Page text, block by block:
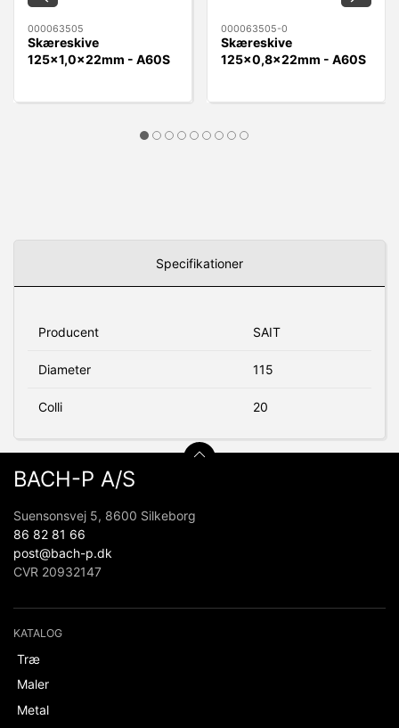
000063505
Skæreskive
125x1,0x22mm - A60S
000063505-0
Skæreskive
125x0,8x22mm - A60S
Specifikationer
Producent SAIT
Diameter 115
Colli 20
BACH-P A/S
Suensonsvej 5, 8600 Silkeborg
86 82 81 66
post@bach-p.dk
CVR 20932147
KATALOG
Træ
Maler
Metal